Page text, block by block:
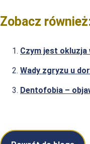
Zobacz
Czym jest
Wady zgryzu u
Dentofobia –